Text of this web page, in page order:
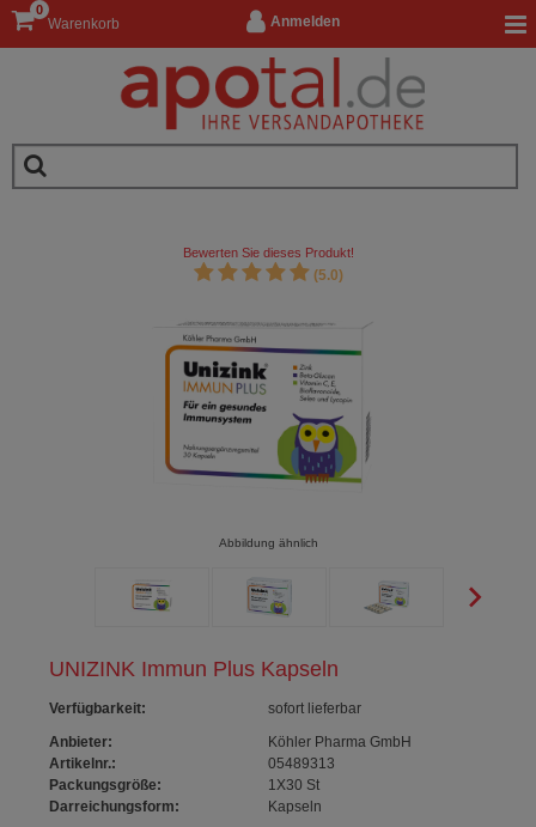
Anmelden
Warenkorb
0
UNIZINK Immun Plus Kapseln
Verfügbarkeit:
sofort lieferbar
Anbieter:
Köhler Pharma GmbH
Artikelnr.:
05489313
Packungsgröße:
1X30 St
Darreichungsform:
Kapseln
Bewerten Sie dieses Produkt!
(5.0)
Abbildung ähnlich